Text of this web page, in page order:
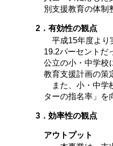
別支援教育の体制
2．有効性の観点
平成15年度より
19.2パーセントだ
公立の小・中学校
教育支援計画の策
また、小・中学
ターの指名率」を
3．効率性の観点
アウトプット